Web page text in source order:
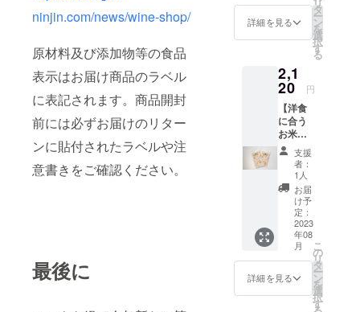
ninjin.com/news/wine-shop/
原材料及び添加物等の食品
表示はお届け商品のラベル
に表記されます。商品開封
前には必ずお届けのリター
ンに貼付されたラベルや注
意書きをご確認ください。
最後に
米のお
いしい
炊き方
パンフ
付き。
配送料
込み。
ネコポ
スでお
送りし
ます。
保存方
法 冷
暗所 お
米はお
野菜と
同じ生
鮮食品
のた
め、 明
確な賞
詳細を見る
タ
ー
ン
を
選
択
す
る
2,1
20 円
【洋食
に合う
お米で
応
援！】
お米
300g2
合 お
茶碗約4
杯分
…２
袋 お
米のお
いしい
炊き方
パンフ
支援
者：
1人
お届
け予
定：
2023
年08
月
詳細を見る
こ
の
リ
タ
ー
ン
を
選
択
す